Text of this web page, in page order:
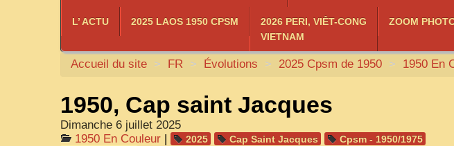
L’ ACTU 2025 LAOS 1950 CPSM
2026 PERI, VIÊT-CONG
VIETNAM
ZOOM
Accueil du site > FR > Évolutions > 2025 Cpsm de 1950 > 1950 En
1950, Cap saint Jacques
Dimanche 6 juillet 2025
1950 En Couleur | 2025 Cap Saint Jacques
Cpsm - 1950/1975